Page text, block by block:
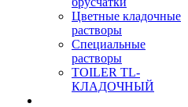
Цветные кладочные
растворы
Специальные
растворы
TOILER TL-
КЛАДОЧНЫЙ